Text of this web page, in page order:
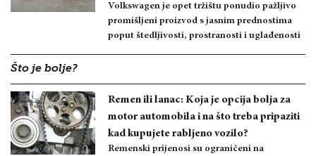
Volkswagen je opet tržištu ponudio pažljivo
promišljeni proizvod s jasnim prednostima
poput štedljivosti, prostranosti i uglađenosti
Što je bolje?
Remen ili lanac: Koja je opcija bolja za
motor automobila i na što treba pripaziti
kad kupujete rabljeno vozilo?
Remenski prijenosi su ograničeni na